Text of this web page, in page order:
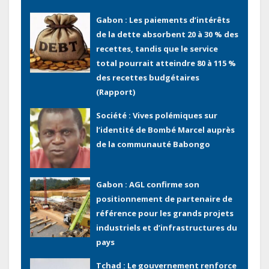
Gabon : Les paiements d’intérêts
de la dette absorbent 20 à 30 % des
recettes, tandis que le service
total pourrait atteindre 80 à 115 %
des recettes budgétaires
(Rapport)
Société : Vives polémiques sur
l’identité de Bombé Marcel auprès
de la communauté Babongo
Gabon : AGL confirme son
positionnement de partenaire de
référence pour les grands projets
industriels et d’infrastructures du
pays
Tchad : Le gouvernement renforce